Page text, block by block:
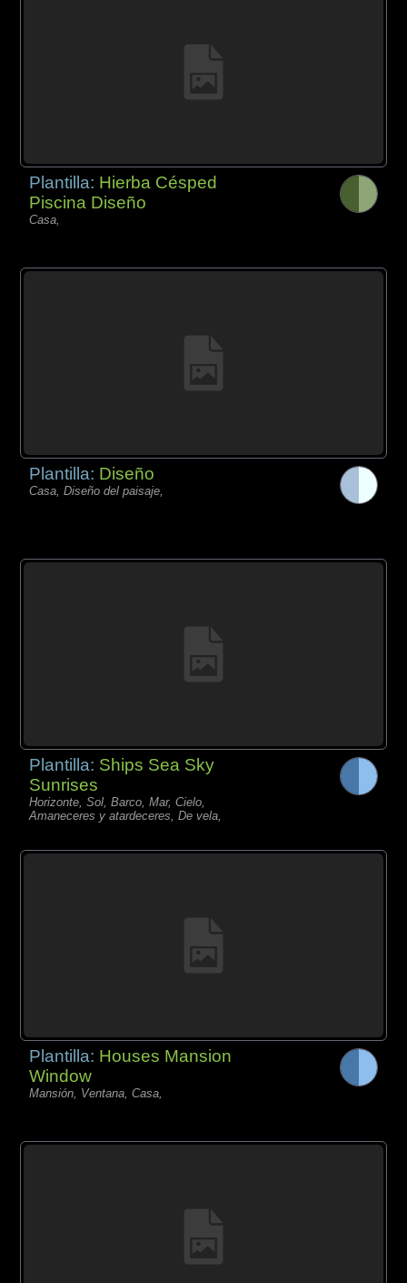
Plantilla: Hierba Césped
Piscina Diseño
Casa,
Plantilla: Diseño
Casa, Diseño del paisaje,
Plantilla: Ships Sea Sky
Sunrises
Horizonte, Sol, Barco, Mar, Cielo,
Amaneceres y atardeceres, De vela,
Plantilla: Houses Mansion
Window
Mansión, Ventana, Casa,